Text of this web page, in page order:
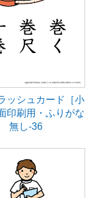
ッシュカード［小
印刷用・ふりがな
無し-36